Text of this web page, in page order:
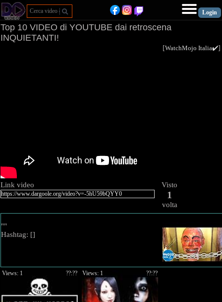
Top 10 VIDEO di YOUTUBE dai retroscena
INQUIETANTI!
[WatchMojo Italia✔️]
Link video Visto
1
volta
""
Hashtag: []
??:??
Views: 1 ??:??
Views: 1